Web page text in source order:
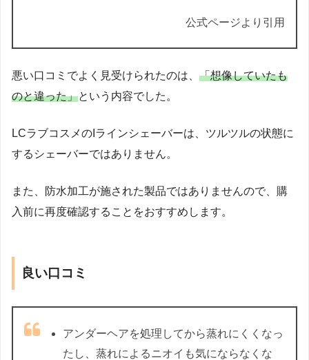
公式ページより引用
悪い口コミでよく見受けられたのは、 「想像していたも
のと違った」という内容でした。
LCラブコスメのIラインシェーバーは、ツルツルの状態に
するシェーバーではありません。
また、防水加工が施された製品ではありませんので、購
入前に再度確認することをおすすめします。
良い口コミ
アンダーヘアを処理してから蒸れにくくなっ
たし、蒸れによるニオイも気にならなくな